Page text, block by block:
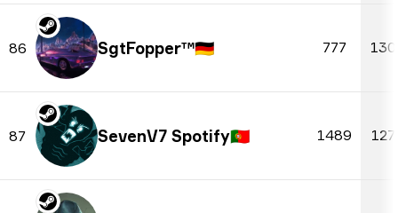
86 SgtFopper™🇩🇪 777
87 SevenV7 Spotify🇵🇹 1489